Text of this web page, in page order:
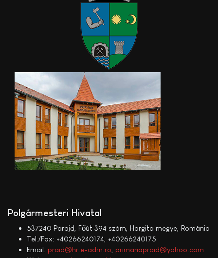
Polgármesteri Hivatal
537240 Parajd, Főút 394 szám, Hargita megye, Románia
Tel./Fax: +40266240174, +40266240175
Email: praid@hr.e-adm.ro primariapraid@yahoo.com